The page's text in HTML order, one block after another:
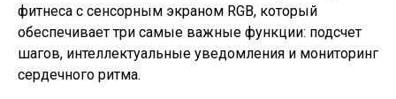
фитнеса с сенсорным экраном RGB, который
обеспечивает три самые важные функции: подсчет
шагов, интеллектуальные уведомления и мониторинг
сердечного ритма.